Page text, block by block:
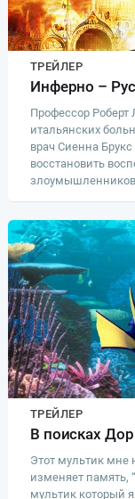
ТРЕЙЛЕР
Инферно –
Профессор Роберт
итальянских
врач Сиенна
восстановить
ТРЕЙЛЕР
В поисках
Этот мультик мне
изменяет память,
мультик который